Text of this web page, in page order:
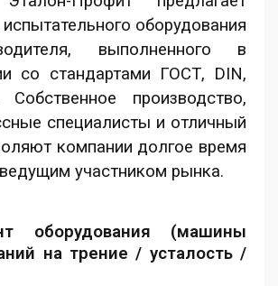
оборудования
выполненного в
со стандартами ГОСТ, DIN,
Собственное производство,
специалисты и отличный
компании долгое время
участником рынка.
оборудования (машины
на трение / усталость /